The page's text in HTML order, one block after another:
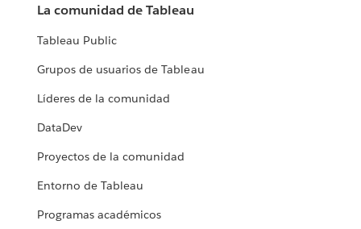
La comunidad de Tableau
Tableau Public
Grupos de usuarios de Tableau
Líderes de la comunidad
DataDev
Proyectos de la comunidad
Entorno de Tableau
Programas académicos